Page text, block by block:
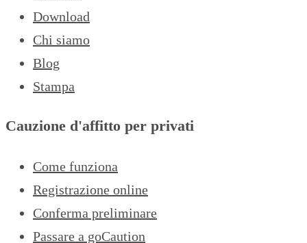
Download
Chi siamo
Blog
Stampa
Cauzione d'affitto per privati
Come funziona
Registrazione online
Conferma preliminare
Passare a goCaution